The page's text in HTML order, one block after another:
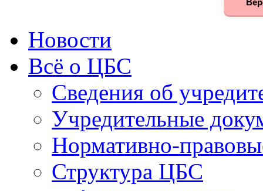
Новости
Всё о ЦБС
Сведения об
Учредительные
Нормативно-
Структура ЦБС